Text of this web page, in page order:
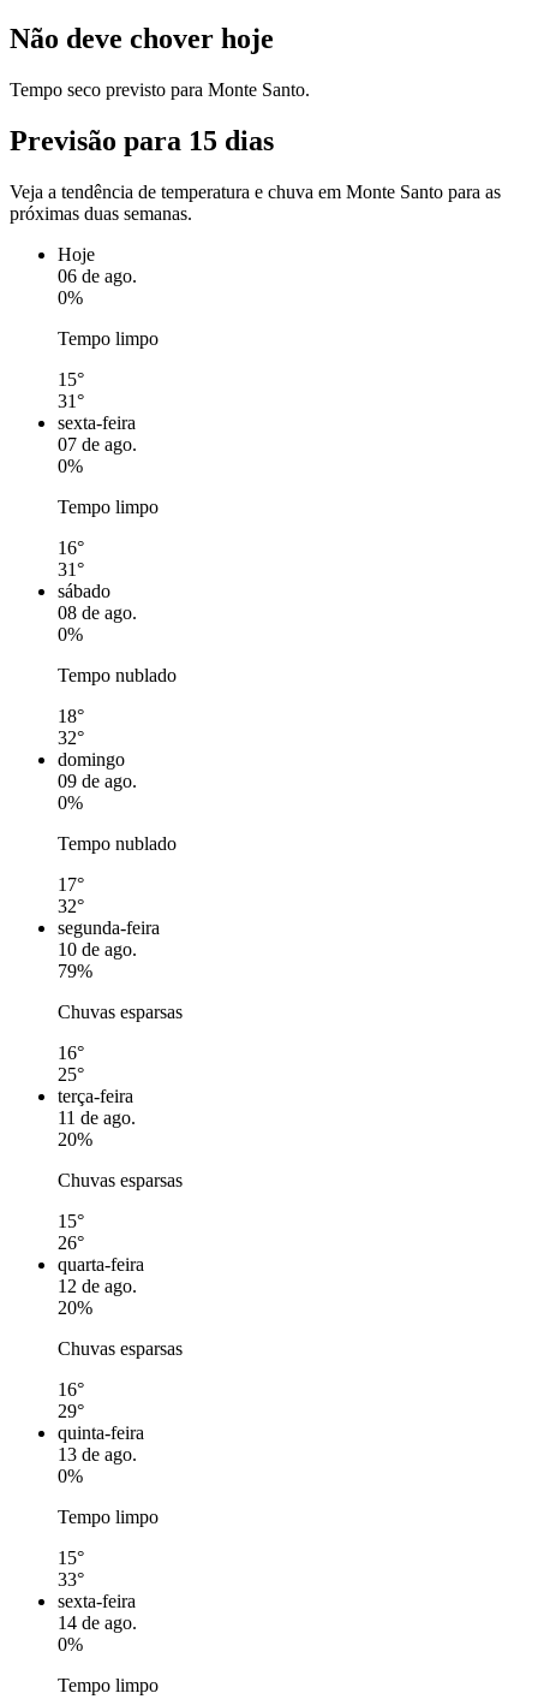
Não deve chover hoje
Tempo seco previsto para Monte Santo.
Previsão para 15 dias
Veja a tendência de temperatura e chuva em Monte Santo para as
próximas duas semanas.
Hoje
06 de ago.
0%
Tempo limpo
15°
31°
sexta-feira
07 de ago.
0%
Tempo limpo
16°
31°
sábado
08 de ago.
0%
Tempo nublado
18°
32°
domingo
09 de ago.
0%
Tempo nublado
17°
32°
segunda-feira
10 de ago.
79%
Chuvas esparsas
16°
25°
terça-feira
11 de ago.
20%
Chuvas esparsas
15°
26°
quarta-feira
12 de ago.
20%
Chuvas esparsas
16°
29°
quinta-feira
13 de ago.
0%
Tempo limpo
15°
33°
sexta-feira
14 de ago.
0%
Tempo limpo